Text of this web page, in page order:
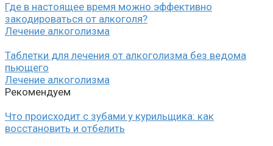
Где в настоящее время можно эффективно
закодироваться от алкоголя?
Лечение алкоголизма
Таблетки для лечения от алкоголизма без ведома
пьющего
Лечение алкоголизма
Рекомендуем
Что происходит с зубами у курильщика: как
восстановить и отбелить